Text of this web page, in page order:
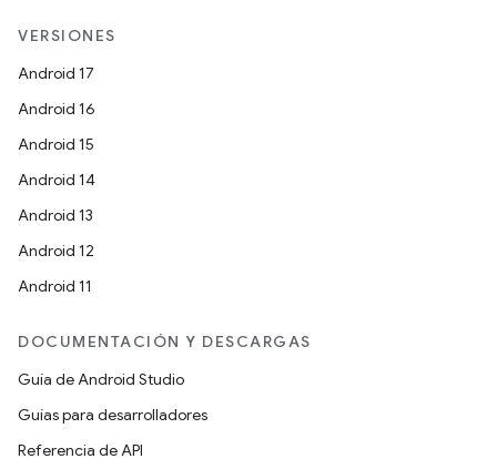
VERSIONES
Android 17
Android 16
Android 15
Android 14
Android 13
Android 12
Android 11
DOCUMENTACIÓN Y DESCARGAS
Guía de Android Studio
Guías para desarrolladores
Referencia de API